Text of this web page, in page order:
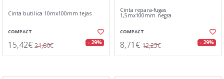
Cinta butilica 10mx100mm tejas
COMPACT
15,42€ 21,80€ - 29%
Cinta repara-fugas
1,5mx100mm.negra
COMPACT
8,71€ 12,25€ - 29%